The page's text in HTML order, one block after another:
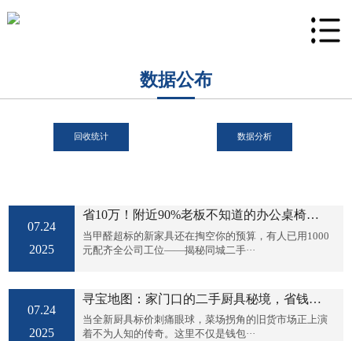
数据公布
回收统计 数据分析
07.24
2025
省10万！附近90%老板不知道的办公桌椅捡
漏秘籍
当甲醛超标的新家具还在掏空你的预算，有人已用1000
元配齐全公司工位——揭秘同城二手···
07.24
2025
寻宝地图：家门口的二手厨具秘境，省钱又
环保的烹饪革命！
当全新厨具标价刺痛眼球，菜场拐角的旧货市场正上演
着不为人知的传奇。这里不仅是钱包···